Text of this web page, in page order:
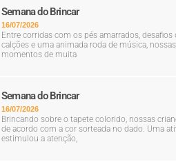
Semana do Brincar
16/07/2026
Entre corridas com os pés amarrados, desafios
calções e uma animada roda de música,
momentos de muita
Semana do Brincar
16/07/2026
Brincando sobre o tapete colorido, nossas
de acordo com a cor sorteada no dado. Uma
estimulou a atenção,